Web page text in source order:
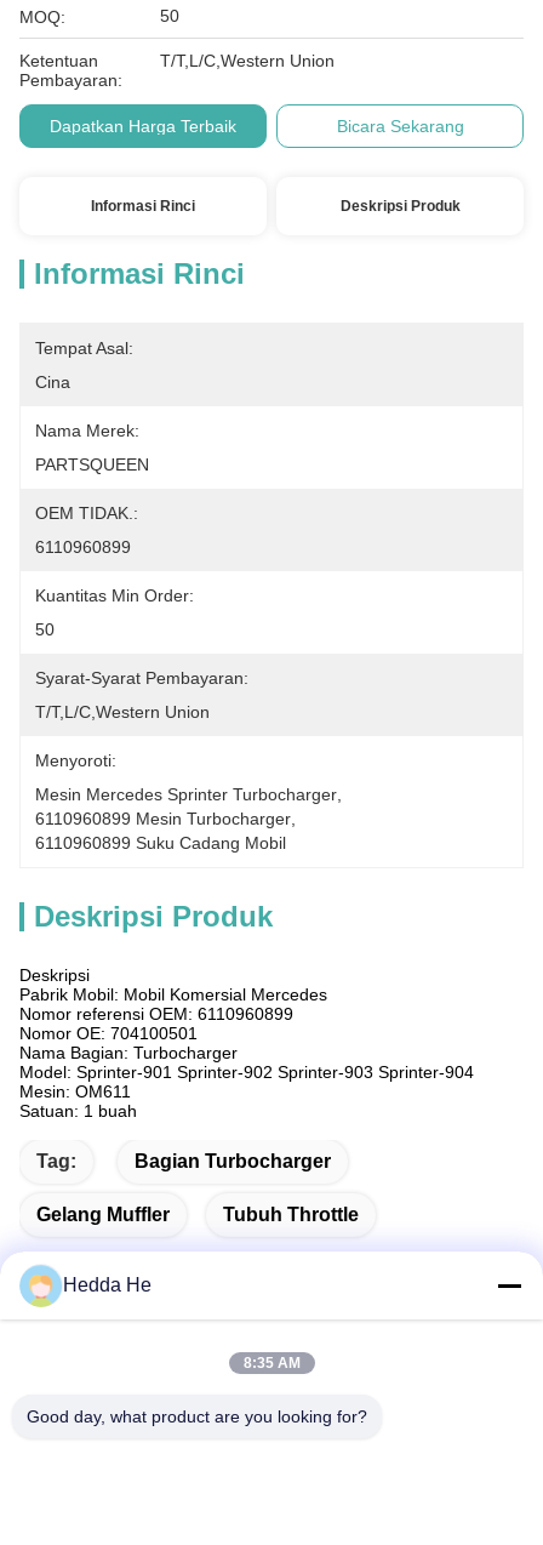
MOQ: 50
Ketentuan
Pembayaran:
T/T,L/C,Western Union
Dapatkan Harga Terbaik Bicara Sekarang
Informasi Rinci Deskripsi Produk
Informasi Rinci
Tempat Asal:
Cina
Nama Merek:
PARTSQUEEN
OEM TIDAK.:
6110960899
Kuantitas Min Order:
50
Syarat-Syarat Pembayaran:
T/T,L/C,Western Union
Menyoroti:
Mesin Mercedes Sprinter Turbocharger
6110960899 Mesin Turbocharger
6110960899 Suku Cadang Mobil
Deskripsi Produk
Deskripsi
Pabrik Mobil: Mobil Komersial Mercedes
Nomor referensi OEM: 6110960899
Nomor OE: 704100501
Nama Bagian: Turbocharger
Model: Sprinter-901 Sprinter-902 Sprinter-903 Sprinter-904
Mesin: OM611
Satuan: 1 buah
Tag: Bagian Turbocharger
Gelang Muffler Tubuh Throttle
Alamat
Hedda He
8:35 AM
Good day, what product are you looking for?